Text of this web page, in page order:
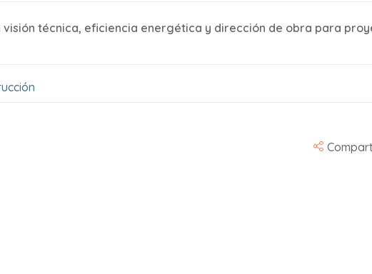
técnica, eficiencia energética y dirección de obra para